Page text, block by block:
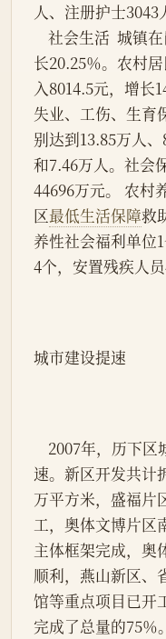
人、注册护士3043
长20.25％。农村
入8014.5元，增长
失业、工伤、生育
别达到13.85万人
和7.46万人。社会
44696万元。 农村
区最低生活保障救
养性社会福利单位
4个，安置残疾人员
城市建设提速
速。新区开发共计
万平方米，盛福片
工，奥体文博片区
主体框架完成，奥
顺利，燕山新区、
馆等重点项目已开
完成了总量的75％